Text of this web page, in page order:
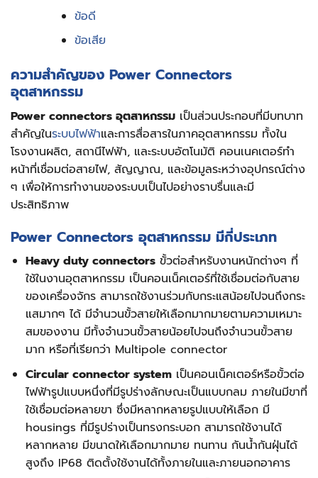
ข้อดี
ข้อเสีย
ความสำคัญของ Power Connectors
อุตสาหกรรม
Power connectors อุตสาหกรรม เป็นส่วนประกอบที่มีบทบาท
สำคัญในระบบไฟฟ้าและการสื่อสารในภาคอุตสาหกรรม ทั้งใน
โรงงานผลิต, สถานีไฟฟ้า, และระบบอัตโนมัติ คอนเนคเตอร์ทำ
หน้าที่เชื่อมต่อสายไฟ, สัญญาณ, และข้อมูลระหว่างอุปกรณ์ต่าง
ๆ เพื่อให้การทำงานของระบบเป็นไปอย่างราบรื่นและมี
ประสิทธิภาพ
Power Connectors อุตสาหกรรม มีกี่ประเภท
Heavy duty connectorsขั้วต่อสำหรับงานหนักต่างๆ ที่
ใช้ในงานอุตสาหกรรม เป็นคอนเน็คเตอร์ที่ใช้เชื่อมต่อกับสาย
ของเครื่องจักร สามารถใช้งานร่วมกับกระแสน้อยไปจนถึงกระ
แสมากๆ ได้ มีจำนวนขั้วสายให้เลือกมากมายตามความเหมาะ
สมของงาน มีทั้งจำนวนขั้วสายน้อยไปจนถึงจำนวนขั้วสาย
มาก หรือที่เรียกว่า Multipole connector
Circular connector systemเป็นคอนเน็คเตอร์หรือขั้วต่อ
ไฟฟ้ารูปแบบหนึ่งที่มีรูปร่างลักษณะเป็นแบบกลม ภายในมีขาที่
ใช้เชื่อมต่อหลายขา ซึ่งมีหลากหลายรูปแบบให้เลือก มี
housings ที่มีรูปร่างเป็นทรงกระบอก สามารถใช้งานได้
หลากหลาย มีขนาดให้เลือกมากมาย ทนทาน กันน้ำกันฝุ่นได้
สูงถึง IP68 ติดตั้งใช้งานได้ทั้งภายในและภายนอกอาคาร